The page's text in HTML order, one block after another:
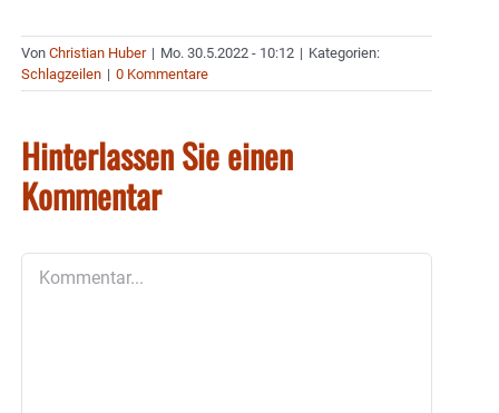
Von Christian Huber | Mo. 30.5.2022 - 10:12 | Kategorien:
Schlagzeilen | 0 Kommentare
Hinterlassen Sie einen
Kommentar